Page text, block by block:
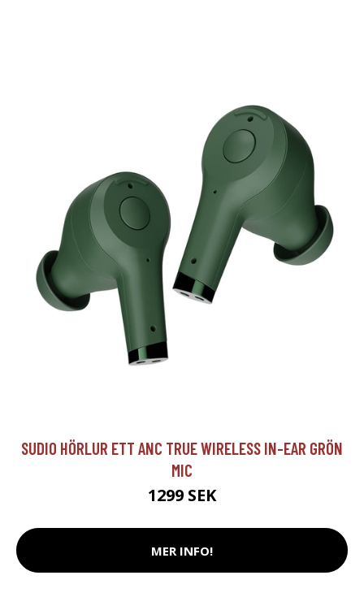
SUDIO HÖRLUR ETT ANC TRUE WIRELESS IN-EAR GRÖN
MIC
1299 SEK
MER INFO!